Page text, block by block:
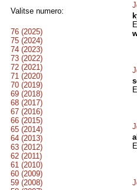
Valitse numero:
76 (2025)
75 (2024)
74 (2023)
73 (2022)
72 (2021)
71 (2020)
70 (2019)
69 (2018)
68 (2017)
67 (2016)
66 (2015)
65 (2014)
64 (2013)
63 (2012)
62 (2011)
61 (2010)
60 (2009)
59 (2008)